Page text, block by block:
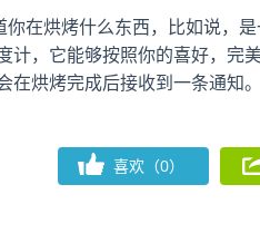
你在烘烤什么东西，比如说，
计，它能够按照你的喜好，完
烘烤完成后接收到一条通知。
喜欢（0）